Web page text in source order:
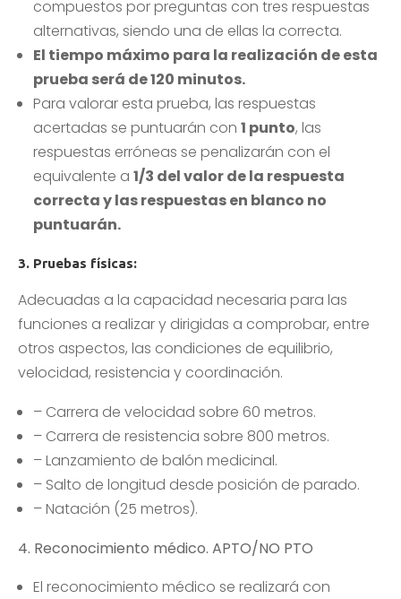
compuestos por preguntas con tres respuestas
alternativas, siendo una de ellas la correcta.
El tiempo máximo para la realización de esta
prueba será de 120 minutos.
Para valorar esta prueba, las respuestas
acertadas se puntuarán con 1 punto, las
respuestas erróneas se penalizarán con el
equivalente a 1/3 del valor de la respuesta
correcta y las respuestas en blanco no
puntuarán.
3. Pruebas físicas:
Adecuadas a la capacidad necesaria para las
funciones a realizar y dirigidas a comprobar, entre
otros aspectos, las condiciones de equilibrio,
velocidad, resistencia y coordinación.
– Carrera de velocidad sobre 60 metros.
– Carrera de resistencia sobre 800 metros.
– Lanzamiento de balón medicinal.
– Salto de longitud desde posición de parado.
– Natación (25 metros).
4. Reconocimiento médico. APTO/NO PTO
El reconocimiento médico se realizará con